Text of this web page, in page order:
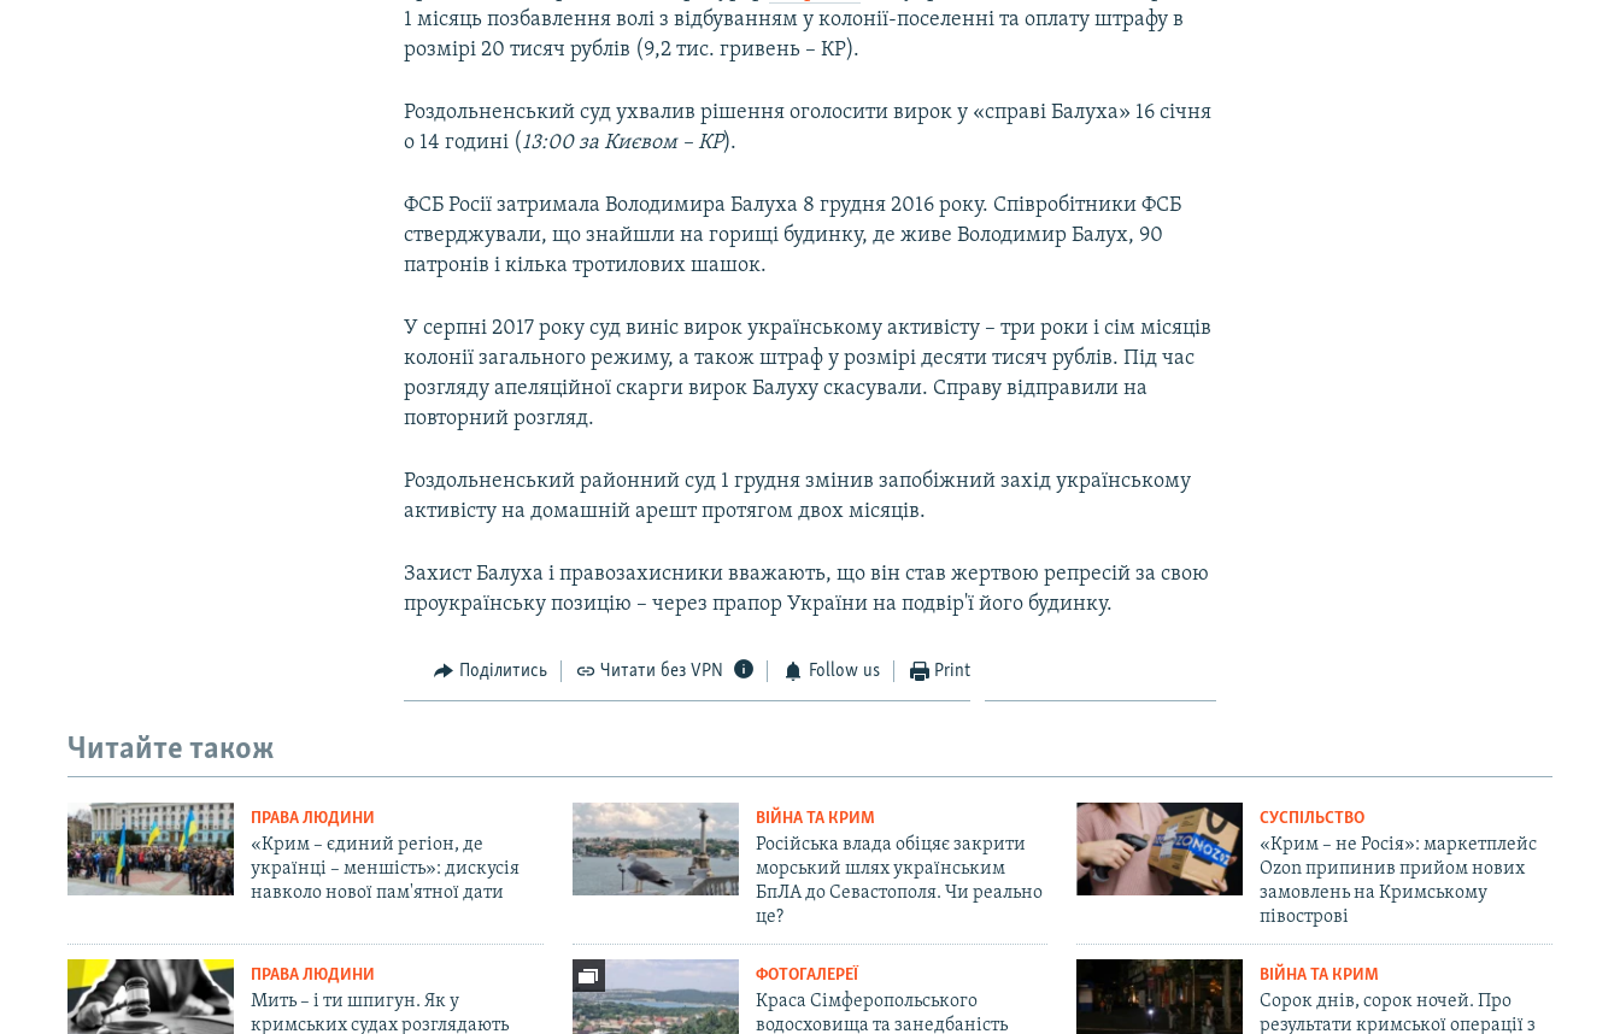
1 місяць позбавлення волі з відбуванням у колонії-поселенні та оплату штрафу в
розмірі 20 тисяч рублів (9,2 тис. гривень – КР).
Роздольненський суд ухвалив рішення оголосити вирок у «справі Балуха» 16 січня
о 14 годині (13:00 за Києвом – КР).
ФСБ Росії затримала Володимира Балуха 8 грудня 2016 року. Співробітники ФСБ
стверджували, що знайшли на горищі будинку, де живе Володимир Балух, 90
патронів і кілька тротилових шашок.
У серпні 2017 року суд виніс вирок українському активісту – три роки і сім місяців
колонії загального режиму, а також штраф у розмірі десяти тисяч рублів. Під час
розгляду апеляційної скарги вирок Балуху скасували. Справу відправили на
повторний розгляд.
Роздольненський районний суд 1 грудня змінив запобіжний захід українському
активісту на домашній арешт протягом двох місяців.
Захист Балуха і правозахисники вважають, що він став жертвою репресій за свою
проукраїнську позицію – через прапор України на подвір'ї його будинку.
Поділитись Читати без VPN Follow us Print
Читайте також
ПРАВА ЛЮДИНИ
«Крим – єдиний регіон, де
українці – меншість»: дискусія
навколо нової пам'ятної дати
ВІЙНА ТА КРИМ
Російська влада обіцяє закрити
морський шлях українським
БпЛА до Севастополя. Чи реально
це?
СУСПІЛЬСТВО
«Крим – не Росія»: маркетплейс
Ozon припинив прийом нових
замовлень на Кримському
півострові
ПРАВА ЛЮДИНИ
Мить – і ти шпигун. Як у
кримських судах розглядають
ФОТОГАЛЕРЕЇ
Краса Сімферопольського
водосховища та занедбаність
ВІЙНА ТА КРИМ
Сорок днів, сорок ночей. Про
результати кримської операції з